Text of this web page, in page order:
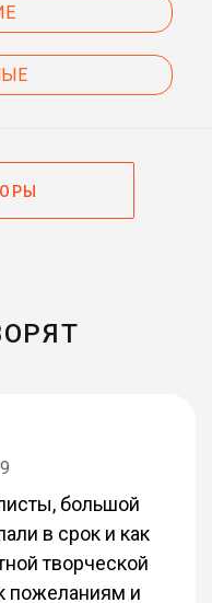
большой
в срок и как
творческой
пожеланиям и